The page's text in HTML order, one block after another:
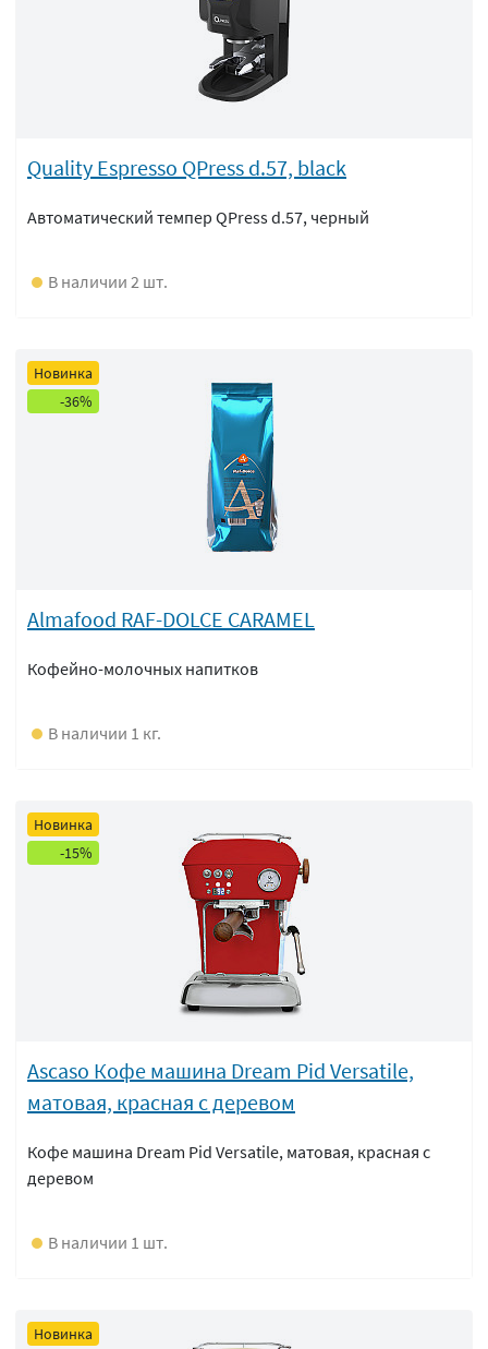
Quality Espresso QPress d.57, black
Автоматический темпер QPress d.57, черный
В наличии 2 шт.
Новинка
-36%
Almafood RAF-DOLCE CARAMEL
Кофейно-молочных напитков
В наличии 1 кг.
Новинка
-15%
Ascaso Кофе машина Dream Pid Versatile,
матовая, красная с деревом
Кофе машина Dream Pid Versatile, матовая, красная с
деревом
В наличии 1 шт.
Новинка